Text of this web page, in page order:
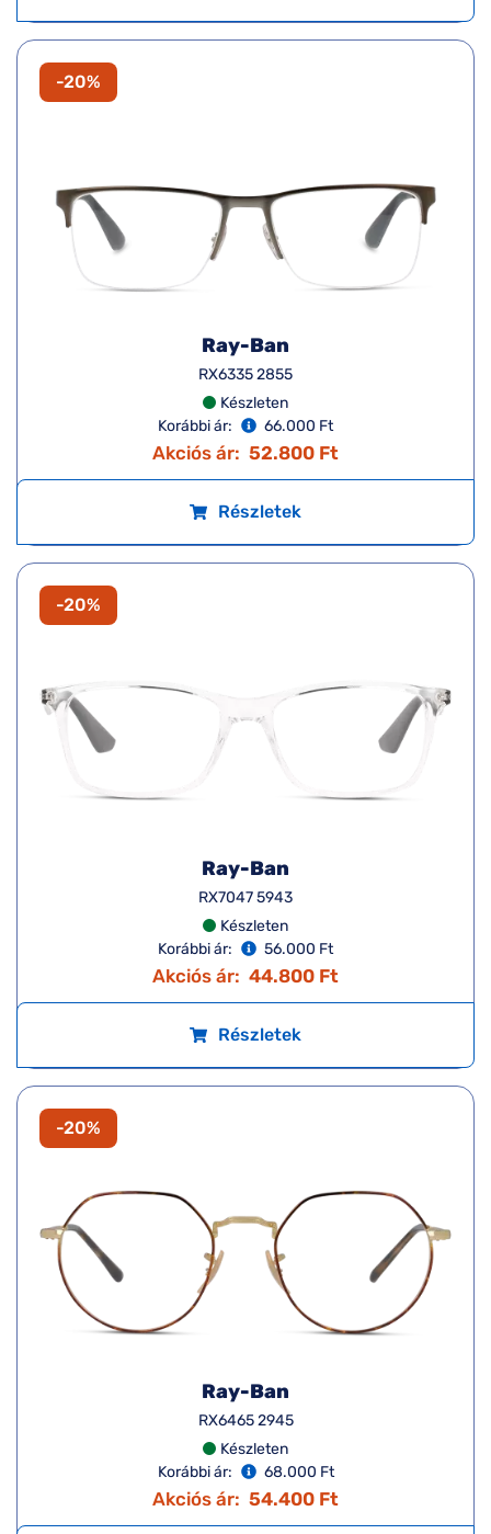
-20%
Ray-Ban
RX6335 2855
Készleten
Korábbi ár:
66.000 Ft
Akciós ár: 52.800 Ft
Részletek
-20%
Ray-Ban
RX7047 5943
Készleten
Korábbi ár:
56.000 Ft
Akciós ár: 44.800 Ft
Részletek
-20%
Ray-Ban
RX6465 2945
Készleten
Korábbi ár:
68.000 Ft
Akciós ár: 54.400 Ft